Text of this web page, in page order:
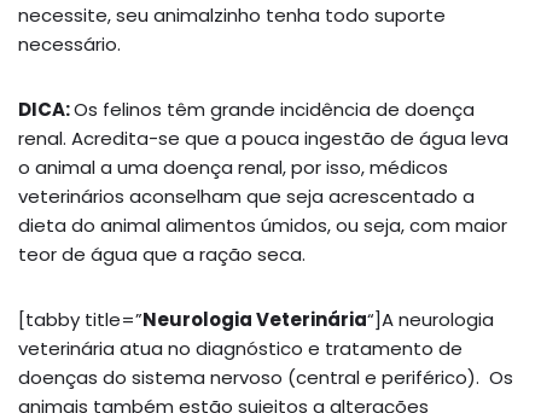
necessite, seu animalzinho tenha todo suporte
necessário.
DICA:Os felinos têm grande incidência de doença
renal. Acredita-se que a pouca ingestão de água leva
o animal a uma doença renal, por isso, médicos
veterinários aconselham que seja acrescentado a
dieta do animal alimentos úmidos, ou seja, com maior
teor de água que a ração seca.
[tabby title=”Neurologia Veterinária“]A neurologia
veterinária atua no diagnóstico e tratamento de
doenças do sistema nervoso (central e periférico). Os
animais também estão sujeitos a alterações